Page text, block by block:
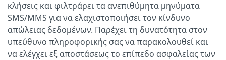
κλήσεις και φιλτράρει τα ανεπιθύμητα μηνύματα
SMS/MMS για να ελαχιστοποιήσει τον κίνδυνο
απώλειας δεδομένων. Παρέχει τη δυνατότητα στον
υπεύθυνο πληροφορικής σας να παρακολουθεί και
να ελέγχει εξ αποστάσεως το επίπεδο ασφαλείας των